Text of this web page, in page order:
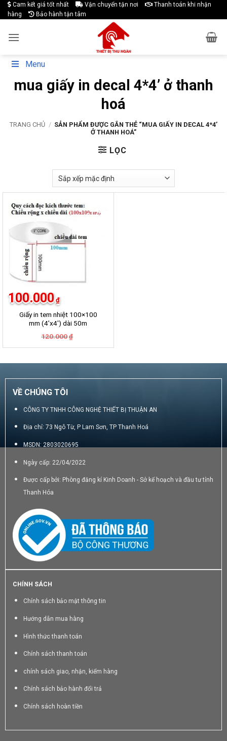
Skip
to
Cam kết giá tốt nhất Vận chuyển tận nơi
Thanh toán khi nhận
hàng
Bảo hành tận tâm
Menu
mua giấy in decal 4*4’ ở thanh
hoá
TRANG CHỦ / SẢN PHẨM ĐƯỢC GẮN THẺ “MUA GIẤY IN DECAL 4*4’
Ở THANH HOÁ”
LỌC
-17%
Giấy in tem nhiệt 100×100
mm (4’x4′) dài 50m
120.000 ₫
là:
100.000 ₫
tại
100.000₫.
VỀ CHÚNG TÔI
CÔNG TY TNHH CÔNG NGHỆ THIẾT BỊ THUẬN AN
Địa chỉ: 73 Ngô Từ, P Lam Sơn, TP Thanh Hoá
MSDN: 2803020695
Ngày cấp: 22/04/2022
Được cấp bởi: Phòng đăng kí Kinh Doanh - Sở kế hoạch và đầu tư tỉnh
Thanh Hóa
CHÍNH SÁCH
Chính sách bảo mật thông tin
Hướng dẫn mua hàng
Hình thức thanh toán
Chính sách thanh toán
chính sách giao, nhận, kiểm hàng
Chính sách bảo hành đổi trả
Chính sách hoàn tiền